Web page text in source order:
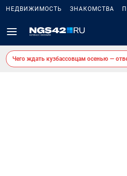
НЕДВИЖИМОСТЬ ЗНАКОМСТВА
Чего ждать кузбассовцам осенью —